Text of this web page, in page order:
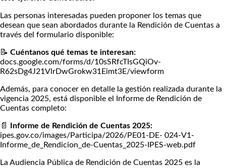
Las personas interesadas pueden proponer los temas que
desean que sean abordados durante la Rendición de Cuentas a
través del formulario disponible:
📝 Cuéntanos qué temas te interesan:
docs.google.com/forms/d/10sSRfcTIsGQiOv-
R62sDg4J21VlrDwGrokw31Eimt3E/viewform
Además, para conocer en detalle la gestión realizada durante la
vigencia 2025, está disponible el Informe de Rendición de
Cuentas completo:
📄
Informe de Rendición de Cuentas 2025:
ipes.gov.co/images/Participa/2026/PE01-DE- 024-V1-
Informe_de_Rendicion_de-Cuentas_2025-IPES-web.pdf
La Audiencia Pública de Rendición de Cuentas 2025 es la